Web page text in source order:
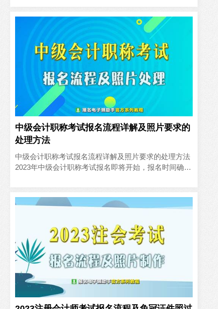
中级会计职称考试报名流程详解及照片要求的
处理方法
中级会计职称考试报名流程详解及照片要求的处理方法
2023年中级会计职称考试报名即将开始，报名时间确定